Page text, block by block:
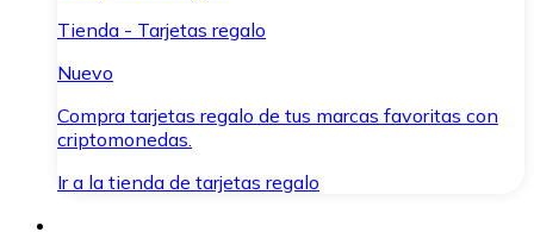
Tienda - Tarjetas regalo
Nuevo
Compra tarjetas regalo de tus marcas favoritas con
criptomonedas.
Ir a la tienda de tarjetas regalo